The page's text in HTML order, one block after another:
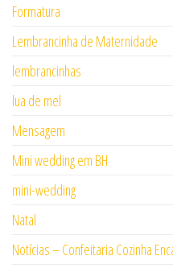
Formatura
Lembrancinha de Maternidade
lembrancinhas
lua de mel
Mensagem
Mini wedding em BH
mini-wedding
Natal
Notícias – Confeitaria Cozinha